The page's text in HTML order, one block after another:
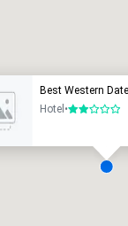
Best Western
Hotel •2 von 5